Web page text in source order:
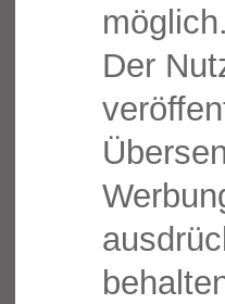
möglich.
Der